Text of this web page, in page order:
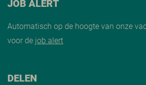
JOB ALERT
Automatisch op de hoogte van onze
voor de job alert
DELEN